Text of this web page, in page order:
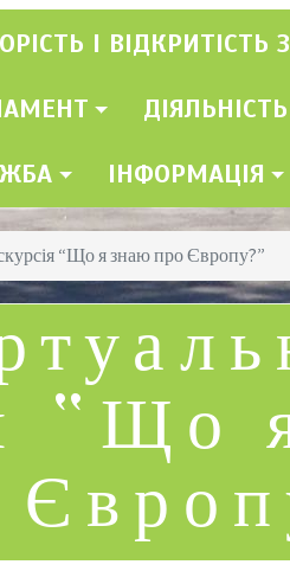
І ВІДКРИТІСТЬ
ДІЯЛЬНІСТЬ
ІНФОРМАЦІЯ
“Що я знаю про Європу?”
“Що